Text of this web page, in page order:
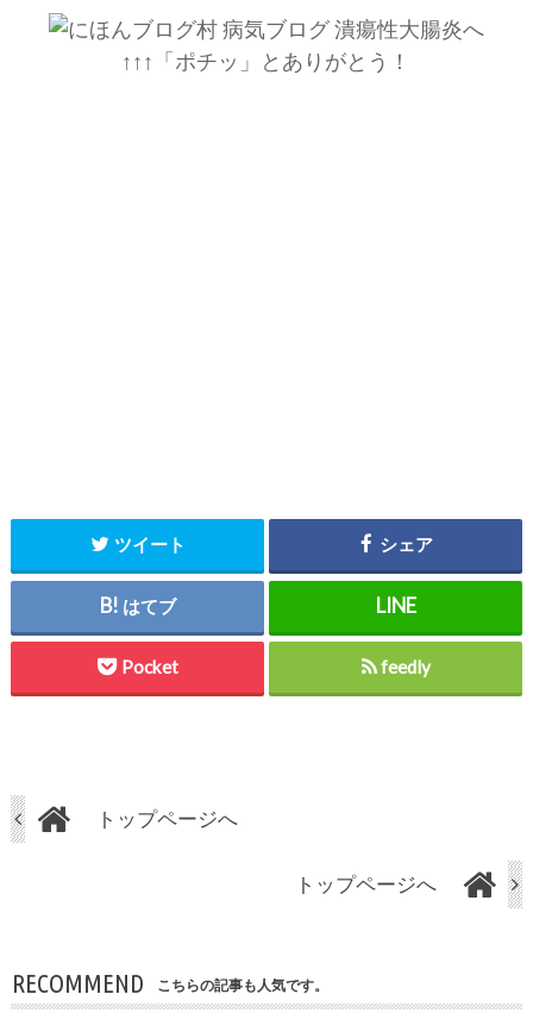
↑↑↑「ポチッ」とありがとう！
ツイート シェア
はてブ
Pocket feedly
トップページへ
トップページへ
RECOMMEND こちらの記事も人気です。